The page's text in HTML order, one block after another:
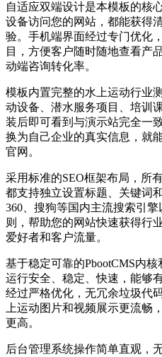
自适应双端设计是本模板的核
设备访问您的网站，都能获得
验。手机端界面经过专门优化
目，方便客户随时随地查看产
动端咨询转化率。
模板内置完整的水上运动行业
动设备、潜水服务项目、培训
装后即可看到与演示站完全一
换为自己企业的真实信息，就
官网。
采用标准的SEO框架布局，所
都支持独立设置标题、关键词
360、搜狗等国内主流搜索引
则，帮助您的网站快速获得行
爱好者和客户流量。
基于稳定可靠的PbootCMS内
运行安全、稳定、快速，能够
经过严格优化，无冗余垃圾代
上运动图片和视频展示更流畅
更高。
后台管理系统操作简单直观，